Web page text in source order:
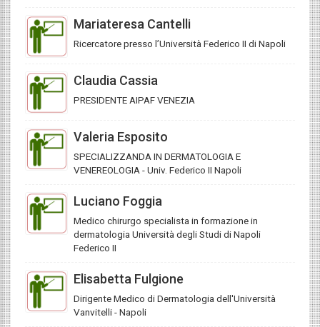
Mariateresa Cantelli
Ricercatore presso l’Università Federico II di Napoli
Claudia Cassia
PRESIDENTE AIPAF VENEZIA
Valeria Esposito
SPECIALIZZANDA IN DERMATOLOGIA E
VENEREOLOGIA - Univ. Federico II Napoli
Luciano Foggia
Medico chirurgo specialista in formazione in
dermatologia Università degli Studi di Napoli
Federico II
Elisabetta Fulgione
Dirigente Medico di Dermatologia dell'Università
Vanvitelli - Napoli